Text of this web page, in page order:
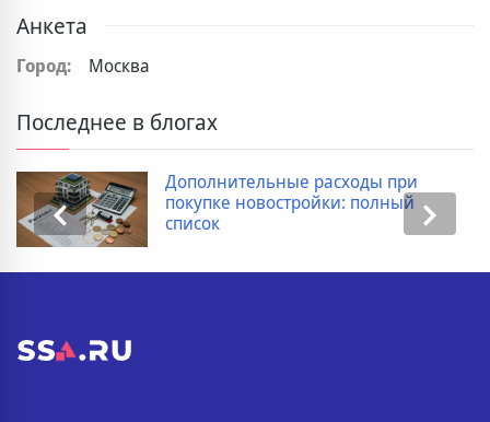
Анкета
Город: Москва
Последнее в блогах
Дополнительные расходы при
покупке новостройки: полный
список